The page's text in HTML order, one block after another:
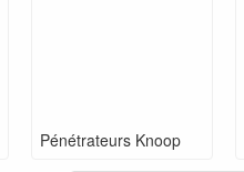
Pénétrateurs Knoop